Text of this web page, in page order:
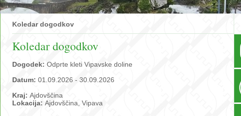
Koledar dogodkov
Koledar dogodkov
Dogodek: Odprte kleti Vipavske doline
Datum: 01.09.2026 - 30.09.2026
Kraj: Ajdovščina
Lokacija: Ajdovščina, Vipava